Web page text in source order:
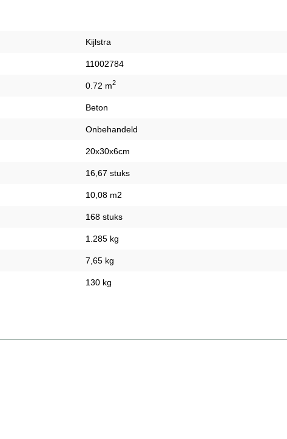
Kijlstra
11002784
0.72 m2
Beton
Onbehandeld
20x30x6cm
16,67 stuks
10,08 m2
168 stuks
1.285 kg
7,65 kg
130 kg